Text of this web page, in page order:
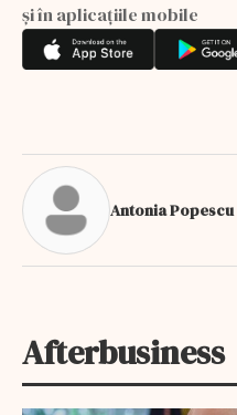
și în aplicațiile mobile
Antonia Popescu
Afterbusiness